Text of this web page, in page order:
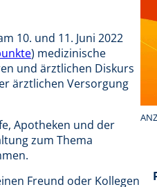
10. und 11. Juni 2022
) medizinische
und ärztlichen Diskurs
ärztlichen Versorgung
Apotheken und der
zum Thema
Freund oder Kollegen